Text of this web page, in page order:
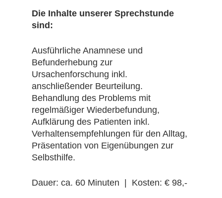
Die Inhalte unserer Sprechstunde
sind:
Ausführliche Anamnese und
Befunderhebung zur
Ursachenforschung inkl.
anschließender Beurteilung.
Behandlung des Problems mit
regelmäßiger Wiederbefundung,
Aufklärung des Patienten inkl.
Verhaltensempfehlungen für den Alltag,
Präsentation von Eigenübungen zur
Selbsthilfe.
Dauer: ca. 60 Minuten | Kosten: € 98,-